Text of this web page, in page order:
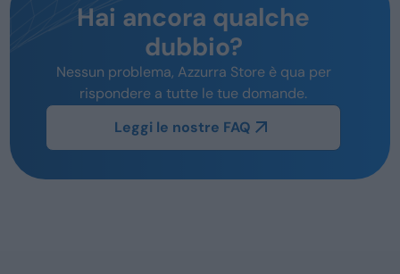
Hai ancora qualche
dubbio?
Nessun problema, Azzurra Store è qua per
rispondere a tutte le tue domande.
Leggi le nostre FAQ